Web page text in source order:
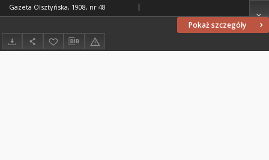
Pokaż szczegóły
Gazeta Olsztyńska, 1908, nr 48